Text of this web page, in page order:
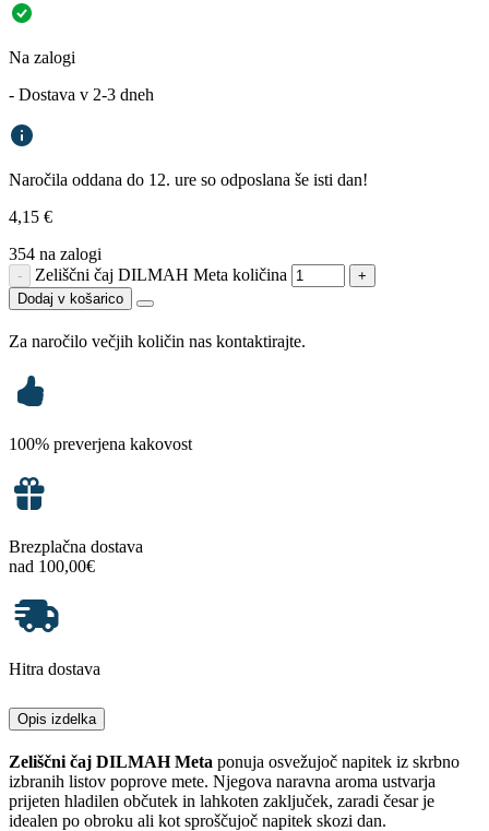
Na zalogi
- Dostava v 2-3 dneh
Naročila oddana do 12. ure so odposlana še isti dan!
4,15 €
354 na zalogi
- Zeliščni čaj DILMAH Meta količina
+
Dodaj v košarico
Za naročilo večjih količin nas kontaktirajte.
100% preverjena kakovost
Brezplačna dostava
nad 100,00€
Hitra dostava
Opis izdelka
Zeliščni čaj DILMAH Meta ponuja osvežujoč napitek iz skrbno
izbranih listov poprove mete. Njegova naravna aroma ustvarja
prijeten hladilen občutek in lahkoten zaključek, zaradi česar je
idealen po obroku ali kot sproščujoč napitek skozi dan.